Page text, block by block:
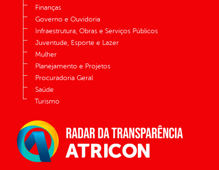
Finanças
Governo e Ouvidoria
Infraestrutura, Obras e Serviços Públicos
Juventude, Esporte e Lazer
Mulher
Planejamento e Projetos
Procuradoria Geral
Saúde
Turismo